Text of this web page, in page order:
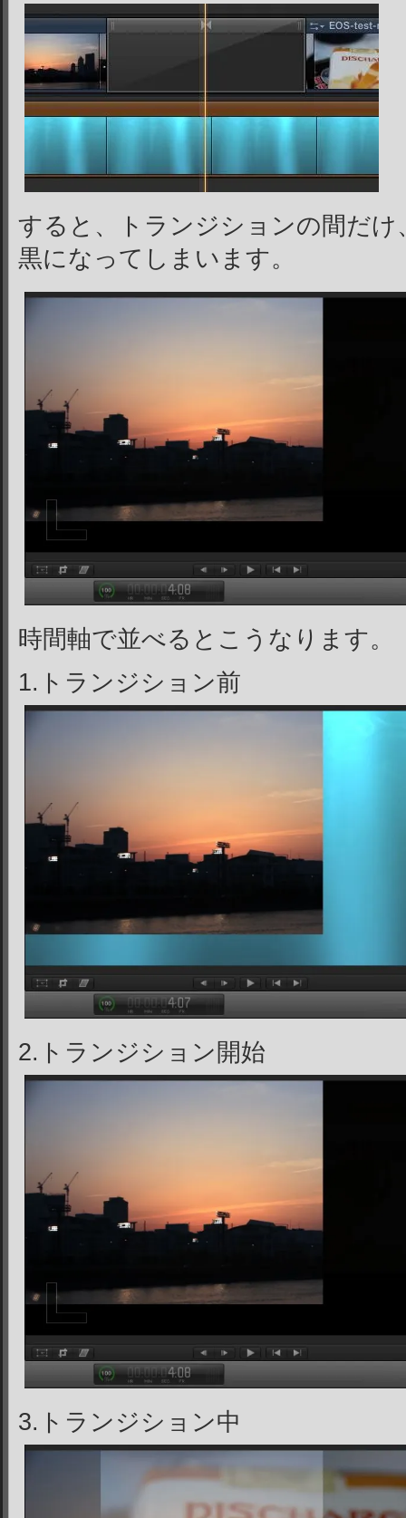
すると、トランジションの間だ
黒になってしまいます。
時間軸で並べるとこうなります。
1.トランジション前
2.トランジション開始
3.トランジション中